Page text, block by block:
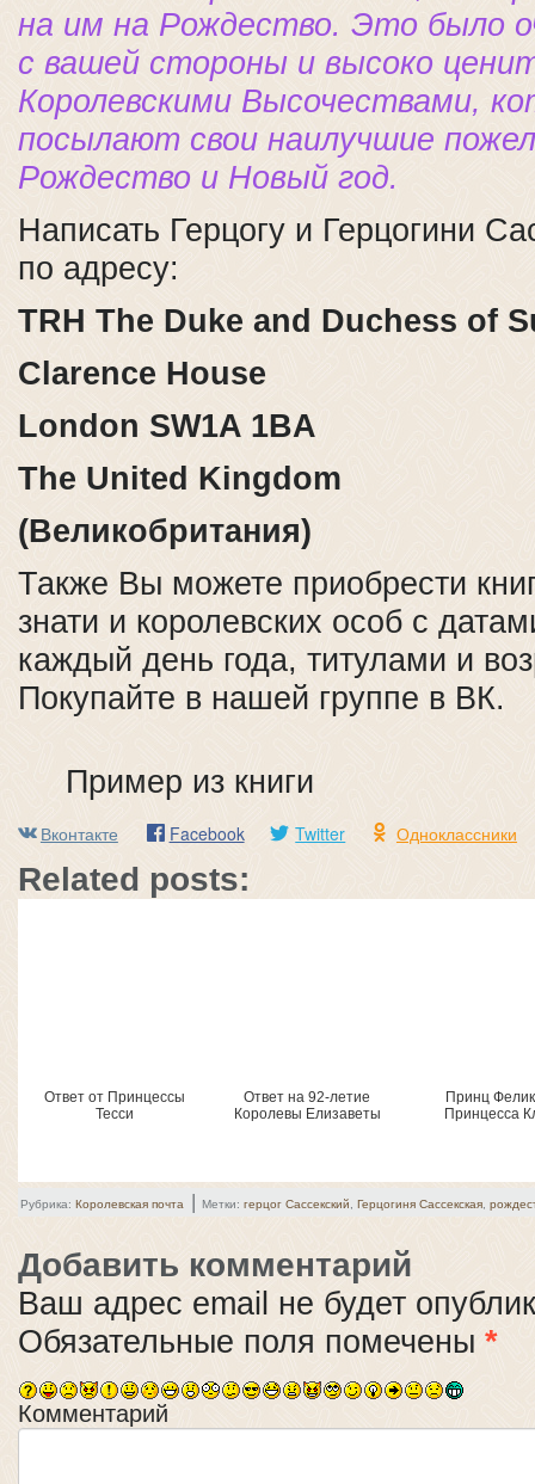
на им на Рождество. Это было
с вашей стороны и высоко
Королевскими Высочествами,
посылают свои наилучшие
Рождество и Новый год.
Написать Герцогу и Герцогини
по адресу:
TRH The Duke and Duchess of
Clarence House
London SW1A 1BA
The United Kingdom
(Великобритания)
Также Вы можете приобрести
знати и королевских особ с
каждый день года, титулами и
Покупайте в нашей группе в ВК.
Пример из книги
Вконтакте Facebook Twitter Одноклассники
Related posts:
Ответ от Принцессы
Тесси
Ответ на 92-летие
Королевы Елизаветы
Принц
Принцесса
Рубрика: Королевская почта | Метки: герцог Сассекский Герцогиня Сассекская
Добавить комментарий
Ваш адрес email не будет
Обязательные поля помечены *
Комментарий